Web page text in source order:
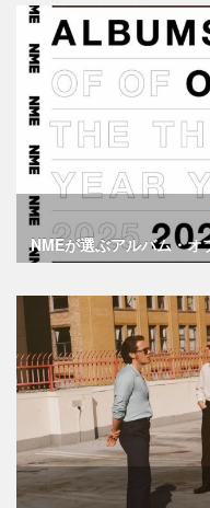
NMEが選ぶアルバム・オ